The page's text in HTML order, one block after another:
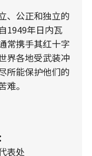
、公正和独立的
1949年日内瓦
常携手其红十字
界各地受武装冲
所能保护他们的
。
表处